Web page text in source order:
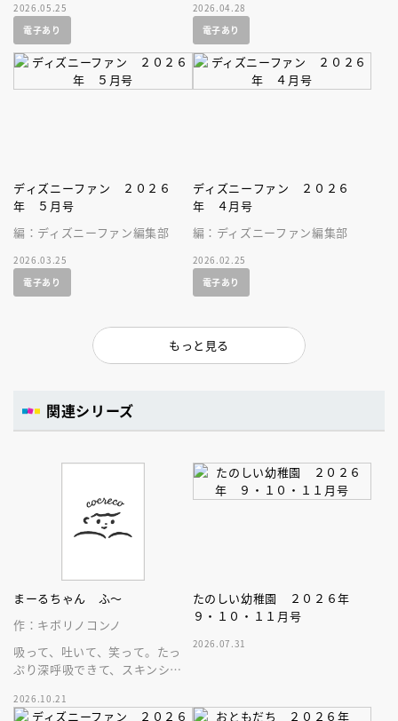
2026.05.25
電子あり
2026.04.28
電子あり
ディズニーファン ２０２６
年 ５月号
編：ディズニーファン編集部
2026.03.25
電子あり
ディズニーファン ２０２６
年 ４月号
編：ディズニーファン編集部
2026.02.25
電子あり
もっと見る
関連シリーズ
まーるちゃん ふ～
作：キボリノコンノ
吸って、吐いて、笑って。たっ
ぷり深呼吸できて、スキンシッ
家、キボリノコンノ初のファー
2026.10.21
たのしい幼稚園 ２０２６年
９・１０・１１月号
2026.07.31